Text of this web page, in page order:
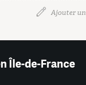
Ajouter
Île-de-France